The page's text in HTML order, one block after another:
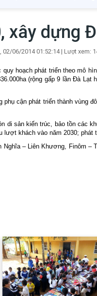
xây dựng
02/06/2014 01:52:14| Lượt xem:
hoạch phát triển theo mô
(rộng gấp 9 lần Đà
phụ cận phát triển thành vùng
di sản kiến trúc, bảo tồn các
lượt khách vào năm 2030;
– Liên Khương, Finôm